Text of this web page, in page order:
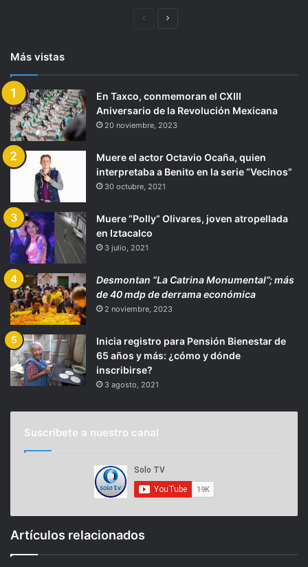
PáginaSiguiente
Más vistas
En Taxco, conmemoran el CXIII
Aniversario de la Revolución Mexicana
20 noviembre, 2023
Muere el actor Octavio Ocaña, quien
interpretaba a Benito en la serie “Vecinos”
30 octubre, 2021
Muere “Polly” Olivares, joven atropellada
en Iztacalco
3 julio, 2021
Desmontan “La Catrina Monumental”; más
de 40 mdp de derrama económica
2 noviembre, 2023
Inicia registro para Pensión Bienestar de
65 años y más: ¿cómo y dónde
inscribirse?
3 agosto, 2021
Suscríbete a nuestro canal
Artículos relacionados